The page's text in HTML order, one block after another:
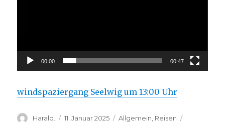
00:00 00:47
windspaziergang Seelwig um 13:00 Uhr
Autor
Harald.
Veröffentlicht
11. Januar 2025 Kategorien
Allgemein Reisen